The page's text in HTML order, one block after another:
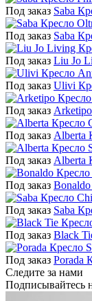
Под заказ Saba
Под заказ Saba
Под заказ Liu Jo
Под заказ Ulivi
Под заказ
Под заказ Alberta
Под заказ Alberta
Под заказ
Под заказ Saba
Под заказ Black
Под заказ Porada
Следите за нами
Подписывайтесь